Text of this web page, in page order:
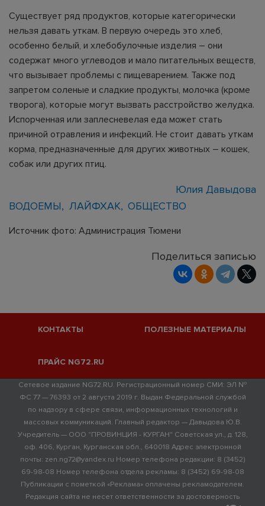
Существует ряд продуктов, которые категорически
нельзя давать уткам. В первую очередь это хлеб,
особенно белый, и хлебобулочные изделия – они
содержат много углеводов и мало питательных веществ,
что вызывает проблемы с пищеварением. Также под
запретом соленые и сладкие продукты, молочка (кроме
творога), которые могут вызвать расстройство желудка.
Испорченная или заплесневелая еда может стать
причиной отравления и инфекций. Не стоит давать уткам
корма, предназначенные для других животных – кошек,
собак или других птиц.
Юлия Давыдова
ВОДОЕМЫ
ЛАЙФХАК ОБЩЕСТВО
Источник фото: Администрация Тюмени
Поделиться записью
КОНТАКТЫ ПОЛЕЗНЫЕ МАТЕРИАЛЫ
ПРАЙС NG72.RU
Сетевое издание NG72.RU. Регистрационный номер СМИ: ЭЛ №
ФС 77 — 76393 от 2 августа 2019 г. Выдан Федеральной службой
по надзору в сфере связи, информационных технологий и
массовых коммуникаций. Главный редактор — Давыдова Ю.В.
Учредитель — ООО "ПРОВИНЦИЯ - КУРГАН" Советская ул., д. 128,
оф. 406, Курган, Курганская обл., 640018 Адрес электронной
почты: zen.ng72@yandex.ru Номер телефона редакции: 8 (3452)
69-98-08 Номер телефона отдела рекламы: 8 (3452) 69-98-08
Публикации с пометкой «Реклама» оплачены рекламодателем.
Редакция сайта не несет ответственности за достоверность